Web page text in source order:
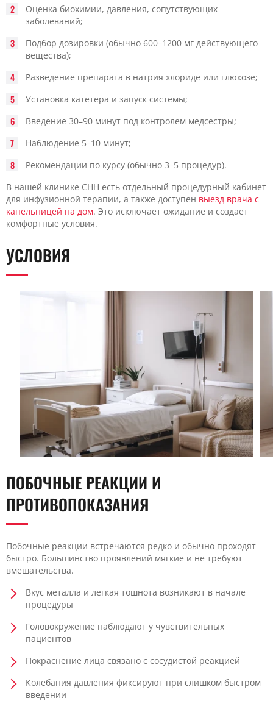
Оценка биохимии, давления, сопутствующих
заболеваний;
Подбор дозировки (обычно 600–1200 мг действующего
вещества);
Разведение препарата в натрия хлориде или глюкозе;
Установка катетера и запуск системы;
Введение 30–90 минут под контролем медсестры;
Наблюдение 5–10 минут;
Рекомендации по курсу (обычно 3–5 процедур).
В нашей клинике CHH есть отдельный процедурный кабинет
для инфузионной терапии, а также доступен выезд врача с
капельницей на дом. Это исключает ожидание и создает
комфортные условия.
УСЛОВИЯ
ПОБОЧНЫЕ РЕАКЦИИ И
ПРОТИВОПОКАЗАНИЯ
Побочные реакции встречаются редко и обычно проходят
быстро. Большинство проявлений мягкие и не требуют
вмешательства.
Вкус металла и легкая тошнота возникают в начале
процедуры
Головокружение наблюдают у чувствительных
пациентов
Покраснение лица связано с сосудистой реакцией
Колебания давления фиксируют при слишком быстром
введении